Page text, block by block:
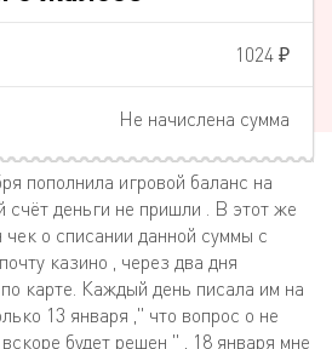
1024 ₽
Не начислена сумма
пополнила игровой баланс на
счёт деньги не пришли . В этот же
о списании данной суммы с
казино , через два дня
карте. Каждый день писала им на
13 января ," что вопрос о не
будет решен " , 18 января мне